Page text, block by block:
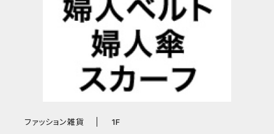
ファッション雑貨 1F